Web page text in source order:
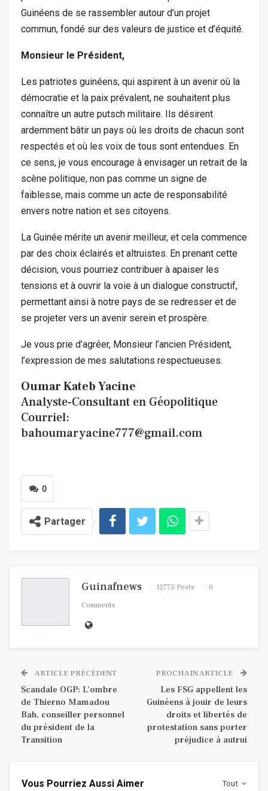
Guinéens de se rassembler autour d’un projet
commun, fondé sur des valeurs de justice et d’équité.
Monsieur le Président,
Les patriotes guinéens, qui aspirent à un avenir où la
démocratie et la paix prévalent, ne souhaitent plus
connaître un autre putsch militaire. Ils désirent
ardemment bâtir un pays où les droits de chacun sont
respectés et où les voix de tous sont entendues. En
ce sens, je vous encourage à envisager un retrait de la
scène politique, non pas comme un signe de
faiblesse, mais comme un acte de responsabilité
envers notre nation et ses citoyens.
La Guinée mérite un avenir meilleur, et cela commence
par des choix éclairés et altruistes. En prenant cette
décision, vous pourriez contribuer à apaiser les
tensions et à ouvrir la voie à un dialogue constructif,
permettant ainsi à notre pays de se redresser et de
se projeter vers un avenir serein et prospère.
Je vous prie d’agréer, Monsieur l’ancien Président,
l’expression de mes salutations respectueuses.
Oumar Kateb Yacine
Analyste-Consultant en Géopolitique
Courriel:
bahoumaryacine777@gmail.com
0
Partager
Guinafnews 12775 Posts
0
Comments
ARTICLE PRÉCÉDENT
Scandale OGP: L’ombre
de Thierno Mamadou
Bah, conseiller personnel
du président de la
Transition
PROCHAIN ARTICLE
Les FSG appellent les
Guinéens à jouir de leurs
droits et libertés de
protestation sans porter
préjudice à autrui
Tout
Vous Pourriez Aussi Aimer